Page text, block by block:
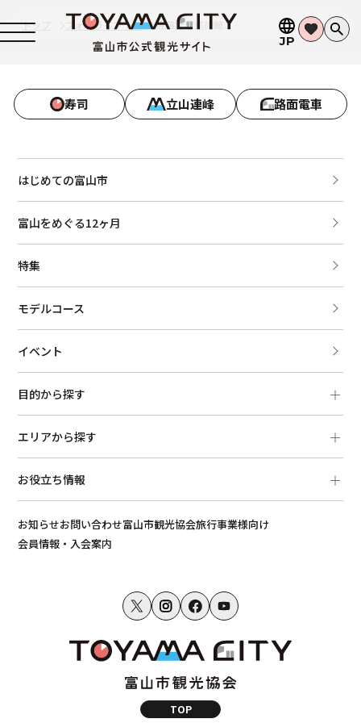
JP
トップ フォトライブラリ 佐藤記念美術館３
寿司 立山連峰 路面電車
はじめての富山市
富山をめぐる12ヶ月
特集
モデルコース
イベント
目的から探す
エリアから探す
お役立ち情報
お知らせお問い合わせ富山市観光協会旅行事業様向け
会員情報・入会案内
TOP